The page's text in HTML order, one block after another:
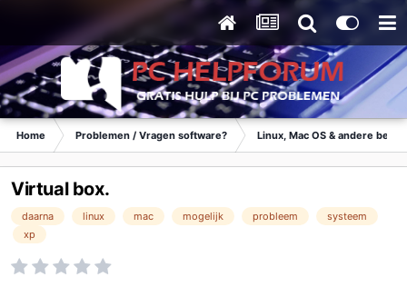
Home Problemen / Vragen software? Linux, Mac OS & andere
Virtual box.
daarna linux mac mogelijk probleem
systeem
xp